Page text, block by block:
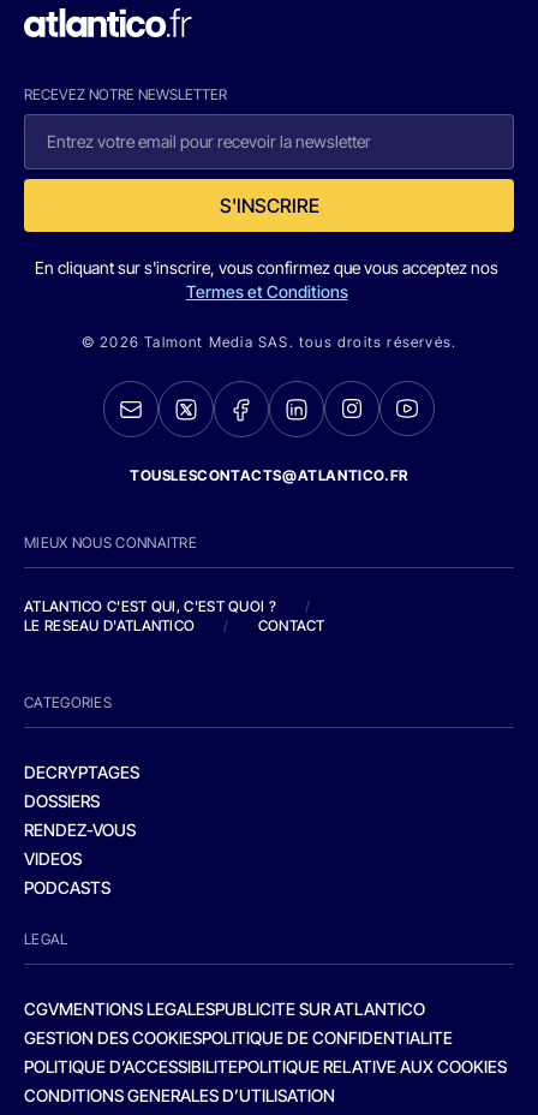
RECEVEZ NOTRE NEWSLETTER
S'INSCRIRE
En cliquant sur s'inscrire, vous confirmez que vous acceptez nos
Termes et Conditions
© 2026 Talmont Media SAS. tous droits réservés.
TOUSLESCONTACTS@ATLANTICO.FR
MIEUX NOUS CONNAITRE
ATLANTICO C'EST QUI, C'EST QUOI ?
/
LE RESEAU D'ATLANTICO
/ CONTACT
CATEGORIES
DECRYPTAGES
DOSSIERS
RENDEZ-VOUS
VIDEOS
PODCASTS
LEGAL
CGVMENTIONS LEGALESPUBLICITE SUR ATLANTICO
GESTION DES COOKIESPOLITIQUE DE CONFIDENTIALITE
POLITIQUE D’ACCESSIBILITEPOLITIQUE RELATIVE AUX COOKIES
CONDITIONS GENERALES D’UTILISATION